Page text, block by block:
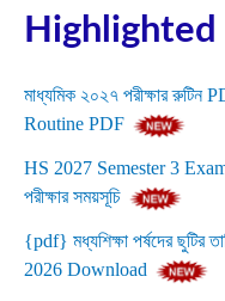
Highlighted
মাধ্যমিক ২০২৭ পরীক্ষার
Routine PDF
HS 2027 Semester 3
পরীক্ষার সময়সূচি
{pdf} মধ্যশিক্ষা পর্ষদের
2026 Download